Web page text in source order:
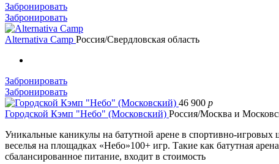
Забронировать
Забронировать
Alternativa Camp Россия/Свердловская область
Забронировать
Забронировать
46 900 p
Городской Кэмп "Небо" (Московский) Россия/Москва и
Уникальные каникулы на батутной арене в спортивно-игровых
веселья на площадках «Небо»100+ игр. Такие как батутная
сбалансированное питание, входит в стоимость